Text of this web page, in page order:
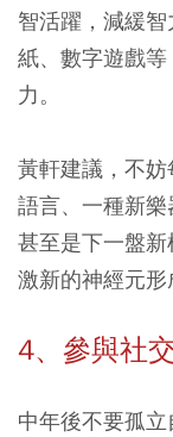
智活躍，減緩
紙、數字遊戲
力。
黃軒建議，不
語言、一種新樂
甚至是下一盤
激新的神經元形
4、參與社
中年後不要孤立